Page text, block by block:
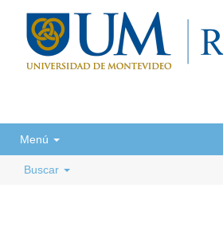
Menú
Buscar